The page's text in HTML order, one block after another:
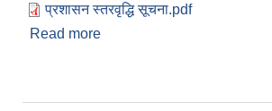
प्रशासन स्तरवृद्धि सूचना.pdf
Read more